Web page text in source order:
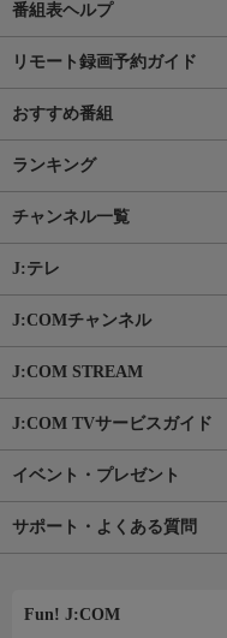
番組表ヘルプ
リモート録画予約ガイド
おすすめ番組
ランキング
チャンネル一覧
J:テレ
J:COMチャンネル
J:COM STREAM
J:COM TVサービスガイド
イベント・プレゼント
サポート・よくある質問
Fun! J:COM